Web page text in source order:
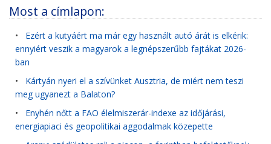
Most a címlapon:
• Ezért a kutyáért ma már egy használt autó árát is elkérik:
ennyiért veszik a magyarok a legnépszerűbb fajtákat 2026-
ban
• Kártyán nyeri el a szívünket Ausztria, de miért nem teszi
meg ugyanezt a Balaton?
• Enyhén nőtt a FAO élelmiszerár-indexe az időjárási,
energiapiaci és geopolitikai aggodalmak közepette